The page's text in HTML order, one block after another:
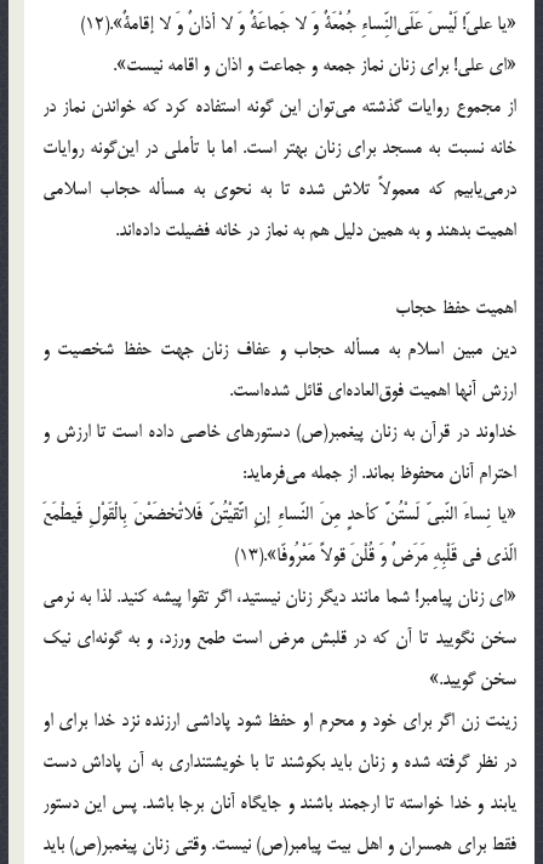
«یا علیّ! لَیْسَ عَلَی‌النِّساءِ جُمْعَةٌ وَ لا جَماعَةٌ وَ لا أذانٌ وَ لا إقامةٌ».(12)
«ای علی! برای زنان نماز جمعه و جماعت و اذان و اقامه نیست».
از مجموع روایات گذشته می‌توان این گونه استفاده کرد که خواندن نماز در
خانه نسبت به مسجد برای زنان بهتر است. اما با تأملی در این‌گونه روایات
درمی‌یابیم که معمولاً تلاش شده تا به نحوی به مسأله حجاب اسلامی
اهمیت بدهند و به همین دلیل هم به نماز در خانه فضیلت داده‌اند.
اهمیت حفظ حجاب
دین مبین اسلام به مسأله حجاب و عفاف زنان جهت حفظ شخصیت و
ارزش آنها اهمیت فوق‌العاده‌ای قائل شده‌است.
خداوند در قرآن به زنان پیغمبر(ص) دستورهای خاصی داده است تا ارزش و
احترام آنان محفوظ بماند. از جمله می‌فرماید:
«یا نِساءَ النّبیّ لَسْتُنَّ کأحدٍ مِنَ النّساءِ إنِ اتَّقیْتُنّ فَلاتْخضَعْنَ بِالْقَوْلِ فَیطْمَعَ
الّذی فی قَلْبِهِ مَرَضٌ وَ قُلْنَ قولاً مَعْرُوفّا».(13)
«ای زنان پیامبر! شما مانند دیگر زنان نیستید، اگر تقوا پیشه کنید. لذا به نرمی
سخن نگویید تا آن که در قلبش مرض است طمع ورزد، و به گونه‌ای نیک
سخن گویید.»
زینت زن اگر برای خود و محرم او حفظ شود پاداشی ارزنده نزد خدا برای او
در نظر گرفته شده و زنان باید بکوشند تا با خویشتنداری به آن پاداش دست
یابند و خدا خواسته تا ارجمند باشند و جایگاه آنان برجا باشد. پس این دستور
فقط برای همسران و اهل بیت پیامبر(ص) نیست. وقتی زنان پیغمبر(ص) باید